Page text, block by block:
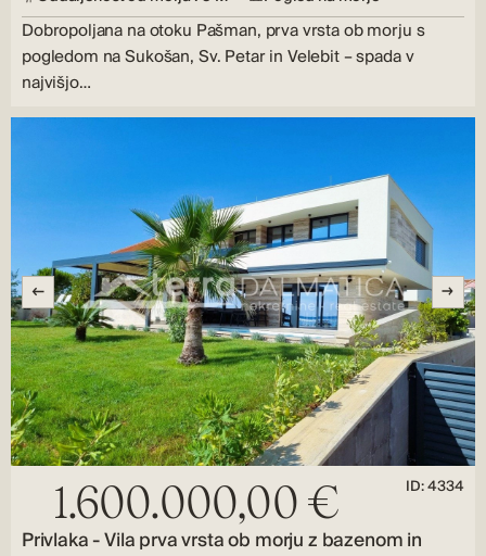
Dobropoljana na otoku Pašman, prva vrsta ob morju s
pogledom na Sukošan, Sv. Petar in Velebit – spada v
najvišjo…
1.600.000,00 € ID: 4334
Privlaka - Vila prva vrsta ob morju z bazenom in